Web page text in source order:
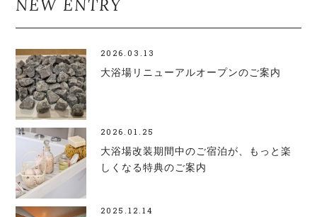
NEW ENTRY
2026.03.13
大浴場リニューアルオープンのご案内
2026.01.25
大浴場改装期間中のご宿泊が、もっと楽
しくなる特典のご案内
2025.12.14